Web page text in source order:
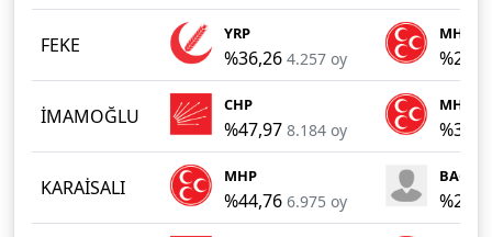
FEKE YRP
%36,26 4.257 oy
MHP
İMAMOĞLU CHP
%47,97 8.184 oy
MHP
KARAİSALI MHP
%44,76 6.975 oy